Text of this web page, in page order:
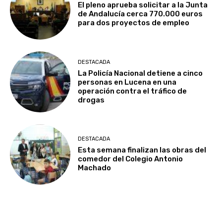
El pleno aprueba solicitar a la Junta
de Andalucía cerca 770.000 euros
para dos proyectos de empleo
DESTACADA
La Policía Nacional detiene a cinco
personas en Lucena en una
operación contra el tráfico de
drogas
DESTACADA
Esta semana finalizan las obras del
comedor del Colegio Antonio
Machado